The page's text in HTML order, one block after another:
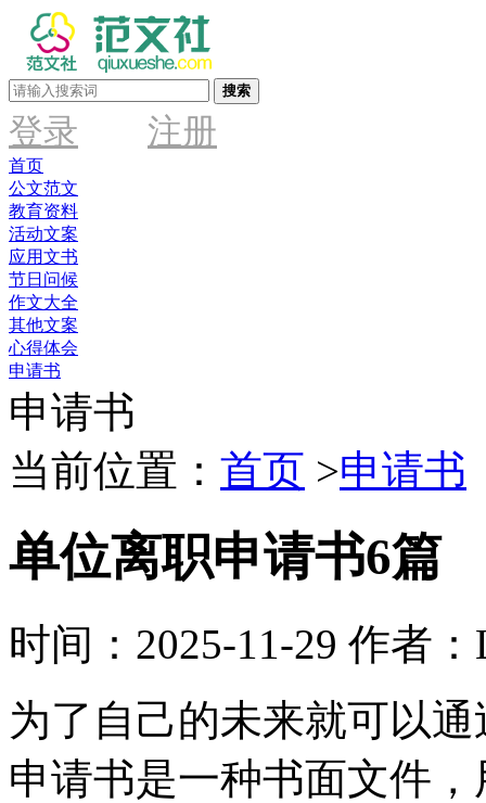
搜索
登录 注册
首页
公文范文
教育资料
活动文案
应用文书
节日问候
作文大全
其他文案
心得体会
申请书
申请书
当前位置： 首页 >申请书
单位离职申请书6篇
时间：2025-11-29 作者：
为了自己的未来就可以
申请书是一种书面文件